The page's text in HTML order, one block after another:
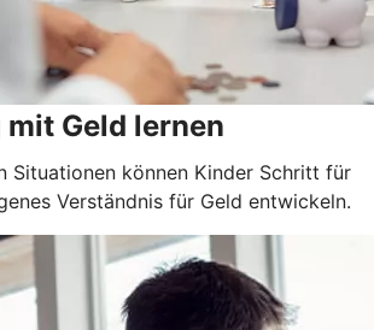
mit Geld lernen
Situationen können Kinder Schritt für
Verständnis für Geld entwickeln.